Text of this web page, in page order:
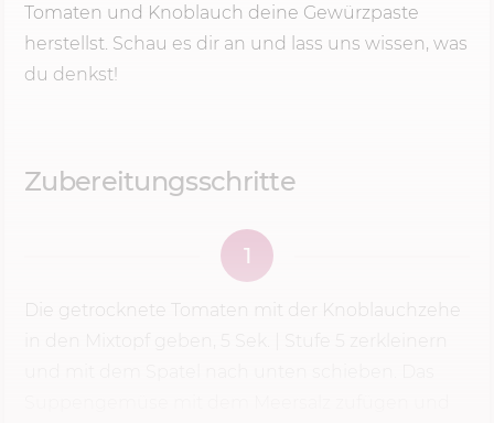
Tomaten und Knoblauch deine Gewürzpaste
herstellst. Schau es dir an und lass uns wissen, was
du denkst!
Zubereitungsschritte
1
Die getrocknete Tomaten mit der Knoblauchzehe